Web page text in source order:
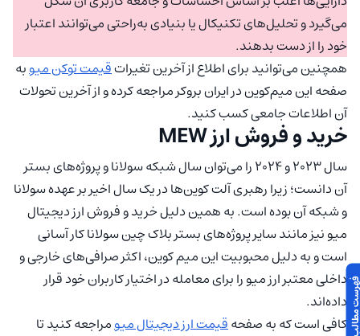
می‌گیرد و تحلیل‌های تکنیکال یا بنیادی به‌راحتی می‌توانند اعتبار
خود را از دست بدهند.
همچنین می‌توانید برای اطلاع از آخرین تغیراتقیمت توکن میوبه
صفحه این میم‌کوین در ایران بروکر مراجعه کرده و از آخرین تحولات
آن اطلاعات جامعی کسب کنید.
خرید و فروش ارز MEW
سال ۲۰۲۳ و ۲۰۲۴ را می‌توان سال شبکه سولانا و پروژه‌های بستر
آن دانست؛ زیرا رهبری آلت کوین‌ها در یک سال اخیر بر عهده سولانا
و شبکه آن بوده است. به همین دلیل خرید و فروش ارز دیجیتال
میو نیز مانند سایر پروژه‌های بستر بلاک چین سولانا کار آسانی
است و به دلیل محبوبیت این میم کوین، اکثر صرافی‎‌های خارجی و
داخلی معتبر ارز میو را برای معامله در اختیار کاربران خود قرار
داده‌اند.
کافی است که به صفحهقیمت ارز دیجیتال میومراجعه کنید تا